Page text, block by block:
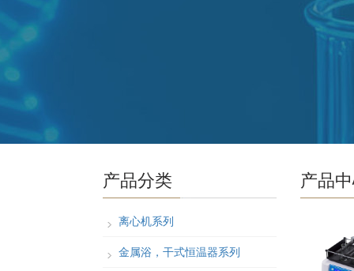
产品
产品分类
离心机系列
金属浴，干式恒温器系列